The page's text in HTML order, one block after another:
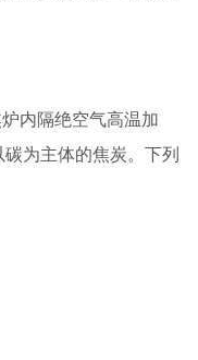
内隔绝空气高温加
为主体的焦炭。下列